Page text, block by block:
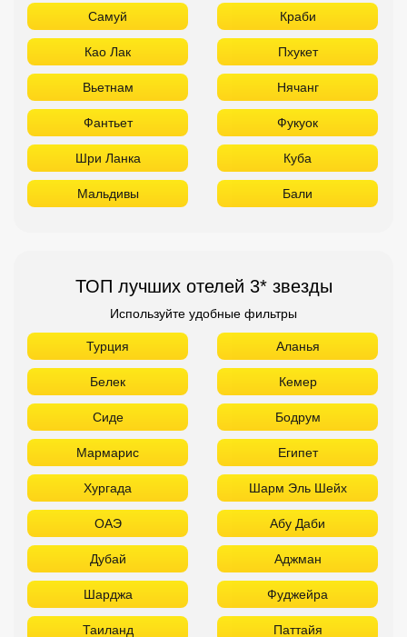
Самуй Краби
Као Лак Пхукет
Вьетнам Нячанг
Фантьет Фукуок
Шри Ланка Куба
Мальдивы Бали
ТОП лучших отелей 3* звезды
Используйте удобные фильтры
Турция Аланья
Белек Кемер
Сиде Бодрум
Мармарис Египет
Хургада Шарм Эль Шейх
ОАЭ Абу Даби
Дубай Аджман
Шарджа Фуджейра
Таиланд Паттайя